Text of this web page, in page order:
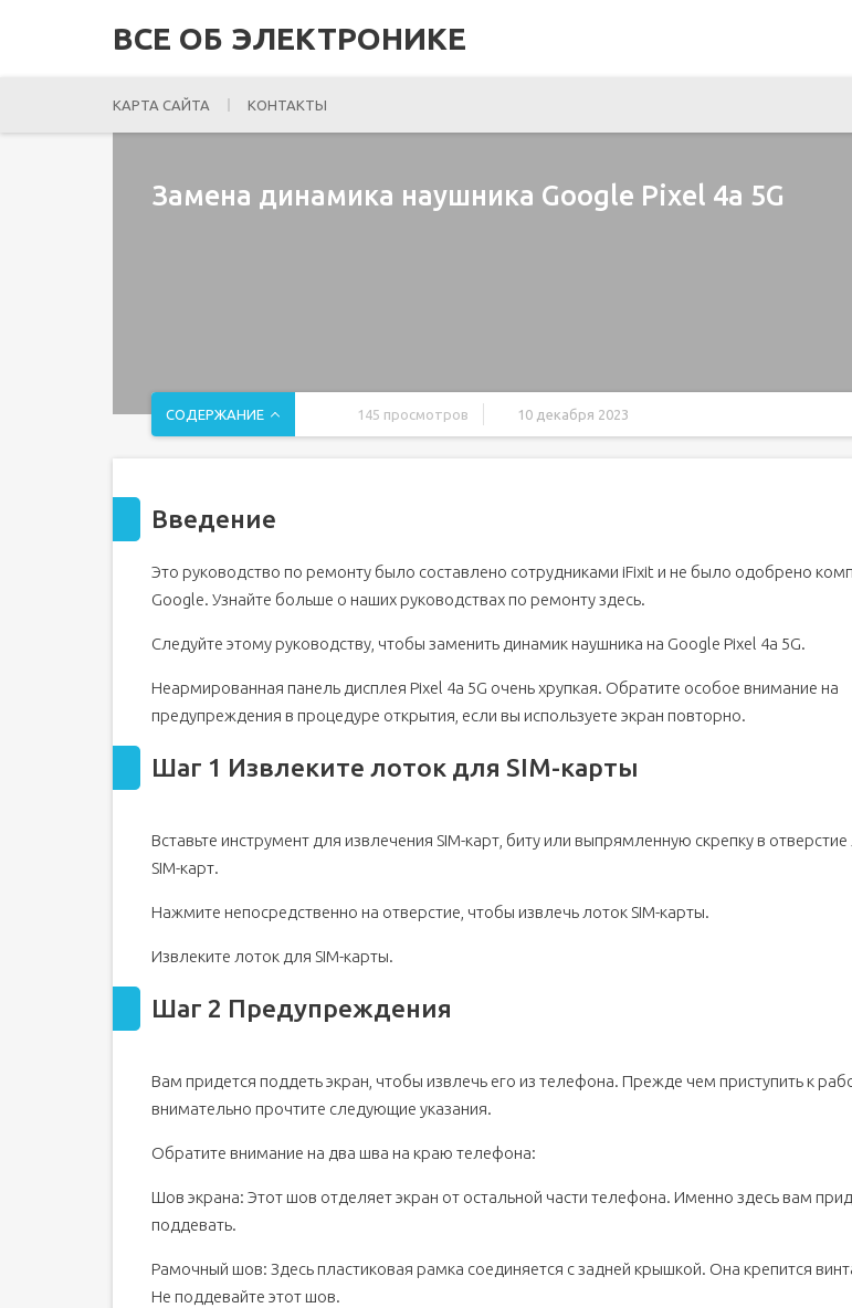
ВСЕ ОБ ЭЛЕКТРОНИКЕ
КАРТА САЙТА КОНТАКТЫ
Замена динамика наушника Google Pixel 4a 5G
СОДЕРЖАНИЕ 145 просмотров 10 декабря 2023
Шаг 2 Предупреждения
Шаг 4 Вставьте открывающийся медиатор
Шаг 5 Направьте открывающую кирку под OLED-панель
Шаг 6 Прорежьте клей для дисплея
Шаг 8
Шаг 10
Шаг 13 Отсоедините дисплей
Шаг 15
Шаг 18 Отделите заднюю крышку от средней рамки
Шаг 23 Отсоедините аккумулятор
Шаг 24 Снимите заднюю крышку
Шаг 25
Шаг 27 Извлеките фронтальную камеру
Введение
Это руководство по ремонту было составлено сотрудниками iFixit и не было одобрено
Google. Узнайте больше о наших руководствах по ремонту здесь.
Следуйте этому руководству, чтобы заменить динамик наушника на Google Pixel 4a 5G.
Неармированная панель дисплея Pixel 4a 5G очень хрупкая. Обратите особое внимание на
предупреждения в процедуре открытия, если вы используете экран повторно.
Шаг 1 Извлеките лоток для SIM-карты
Вставьте инструмент для извлечения SIM-карт, биту или выпрямленную скрепку в отверстие
SIM-карт.
Нажмите непосредственно на отверстие, чтобы извлечь лоток SIM-карты.
Извлеките лоток для SIM-карты.
Шаг 2 Предупреждения
Вам придется поддеть экран, чтобы извлечь его из телефона. Прежде чем приступить к
внимательно прочтите следующие указания.
Обратите внимание на два шва на краю телефона:
Шов экрана: Этот шов отделяет экран от остальной части телефона. Именно здесь вам
поддевать.
Рамочный шов: Здесь пластиковая рамка соединяется с задней крышкой. Она крепится
Не поддевайте этот шов.